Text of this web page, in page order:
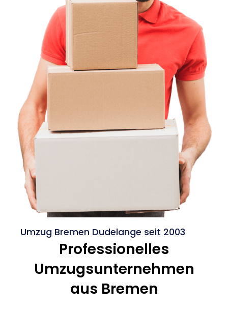
Umzug Bremen Dudelange seit 2003
Professionelles
Umzugsunternehmen
aus Bremen